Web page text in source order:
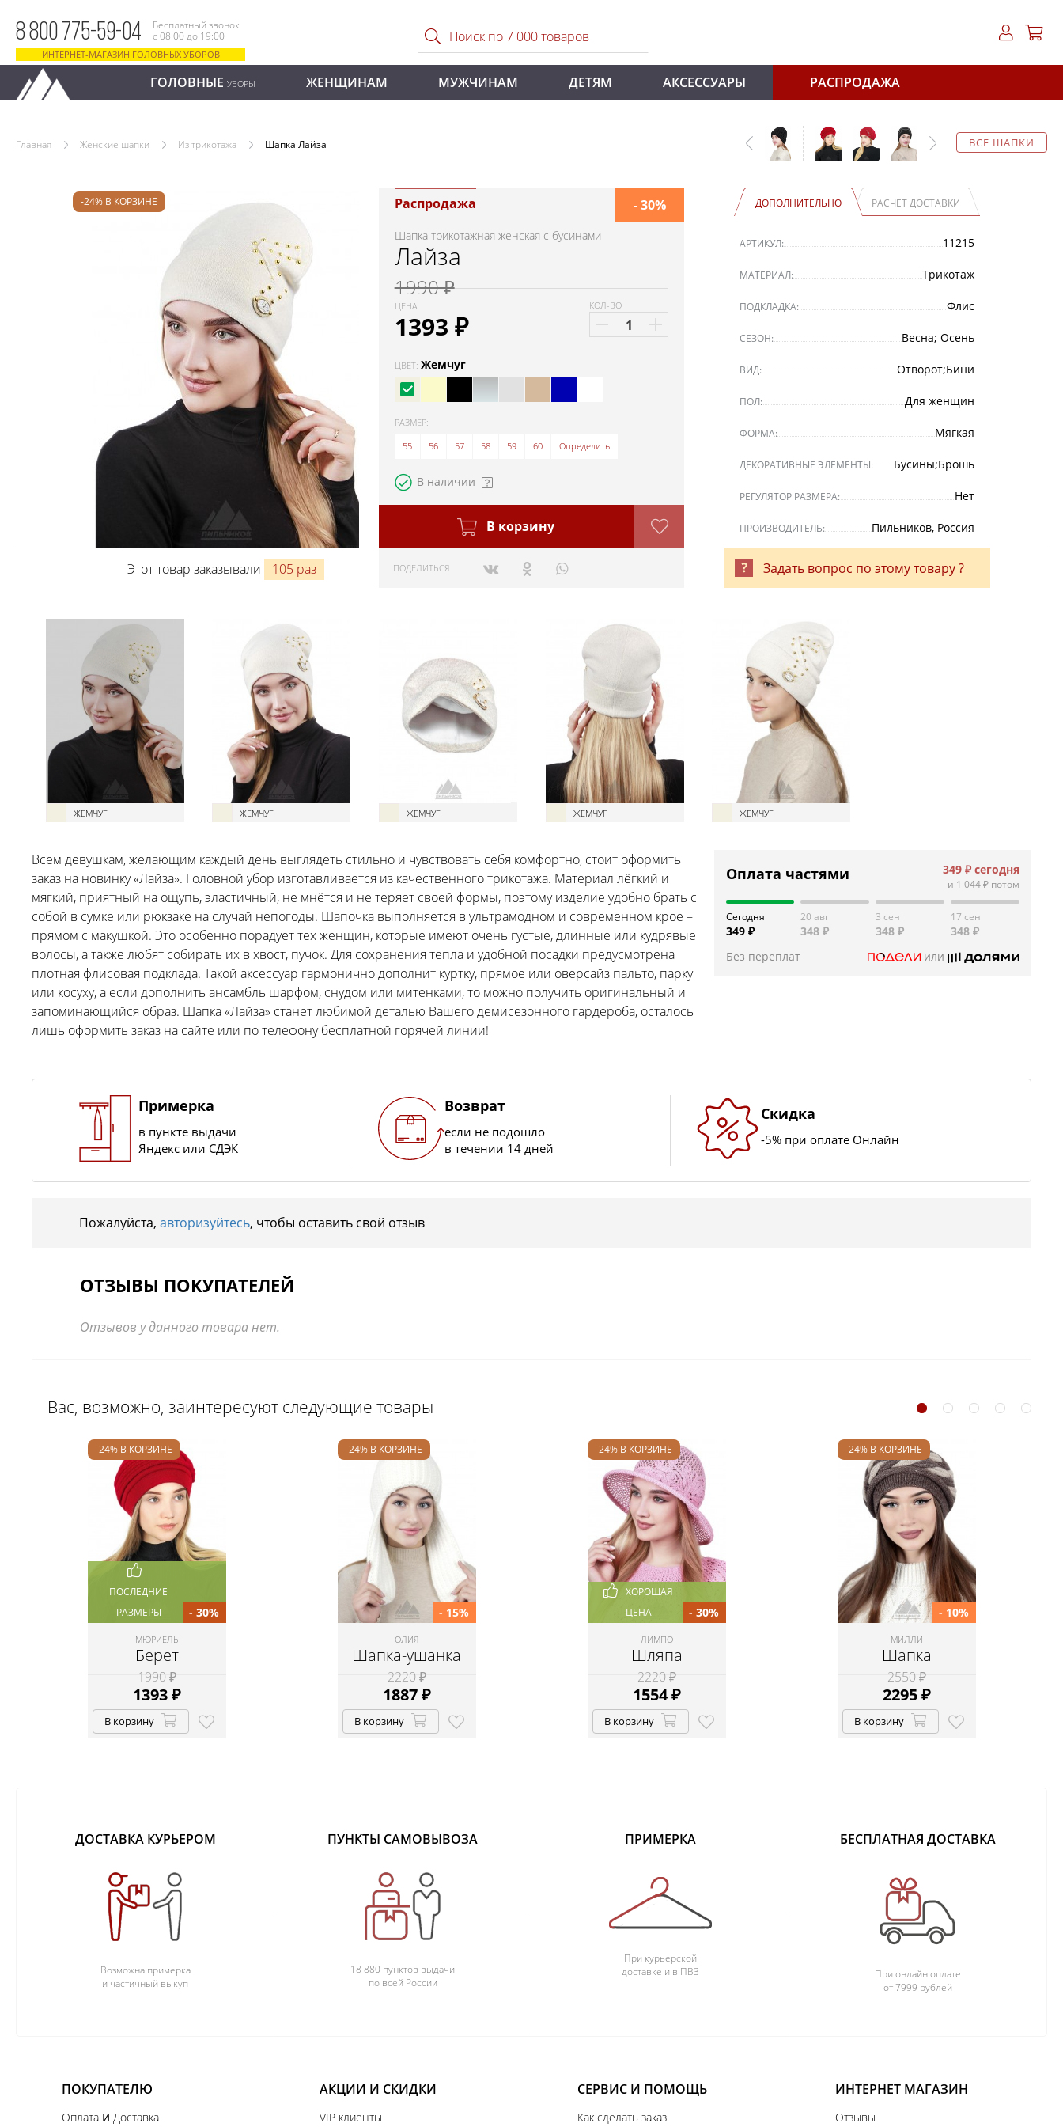
8 800 775-59-04
Бесплатный звонок
с 08:00 до 19:00
ИНТЕРНЕТ-МАГАЗИН ГОЛОВНЫХ УБОРОВ
ГОЛОВНЫЕ УБОРЫ ЖЕНЩИНАМ МУЖЧИНАМ ДЕТЯМ АКСЕССУАРЫ РАСПРОДАЖА
ВСЕ ШАПКИ
Главная Женские шапки Из трикотажа Шапка Лайза
-24% В КОРЗИНЕ Распродажа
Шапка трикотажная женская с бусинами
Лайза
1990 ₽
ЦЕНА
1393 ₽
- 30%
КОЛ-ВО
ЦВЕТ: Жемчуг
РАЗМЕР:
55
56 57 58 59 60 Определить
В наличии
В корзину
ПОДЕЛИТЬСЯ
ДОПОЛНИТЕЛЬНО РАСЧЕТ ДОСТАВКИ
АРТИКУЛ: 11215
МАТЕРИАЛ: Трикотаж
ПОДКЛАДКА: Флис
СЕЗОН: Весна; Осень
ВИД: Отворот;Бини
ПОЛ: Для женщин
ФОРМА: Мягкая
ДЕКОРАТИВНЫЕ ЭЛЕМЕНТЫ: Бусины;Брошь
РЕГУЛЯТОР РАЗМЕРА: Нет
ПРОИЗВОДИТЕЛЬ: Пильников, Россия
Этот товар заказывали 105 раз Задать вопрос по этому товару ?
ЖЕМЧУГ ЖЕМЧУГ ЖЕМЧУГ ЖЕМЧУГ ЖЕМЧУГ
Всем девушкам, желающим каждый день выглядеть стильно и чувствовать себя комфортно, стоит оформить
заказ на новинку «Лайза». Головной убор изготавливается из качественного трикотажа. Материал лёгкий и
мягкий, приятный на ощупь, эластичный, не мнётся и не теряет своей формы, поэтому изделие удобно брать с
собой в сумке или рюкзаке на случай непогоды. Шапочка выполняется в ультрамодном и современном крое –
прямом с макушкой. Это особенно порадует тех женщин, которые имеют очень густые, длинные или кудрявые
волосы, а также любят собирать их в хвост, пучок. Для сохранения тепла и удобной посадки предусмотрена
плотная флисовая подклада. Такой аксессуар гармонично дополнит куртку, прямое или оверсайз пальто, парку
или косуху, а если дополнить ансамбль шарфом, снудом или митенками, то можно получить оригинальный и
запоминающийся образ. Шапка «Лайза» станет любимой деталью Вашего демисезонного гардероба, осталось
лишь оформить заказ на сайте или по телефону бесплатной горячей линии!
Оплата частями 349 ₽сегодня
и 1 044 ₽потом
Сегодня
349 ₽
20 авг
348 ₽
3 сен
348 ₽
17 сен
348 ₽
Без переплат
или
Примерка
в пункте выдачи
Яндекс или СДЭК
Возврат
если не подошло
в течении 14 дней
Скидка
-5% при оплате Онлайн
Пожалуйста, авторизуйтесь, чтобы оставить свой отзыв
ОТЗЫВЫ ПОКУПАТЕЛЕЙ
Отзывов у данного товара нет.
Вас, возможно, заинтересуют следующие товары
-24% В КОРЗИНЕ
ПОСЛЕДНИЕ
РАЗМЕРЫ
МЮРИЕЛЬ
Берет
1990 ₽
1393₽
- 30%
В корзину
-24% В КОРЗИНЕ
ОЛИЯ
Шапка-ушанка
2220 ₽
1887₽
- 15%
В корзину
-24% В КОРЗИНЕ
ХОРОШАЯ
ЦЕНА
ЛИМПО
Шляпа
2220 ₽
1554₽
- 30%
В корзину
-24% В КОРЗИНЕ
МИЛЛИ
Шапка
2550 ₽
2295₽
- 10%
В корзину
ДОСТАВКА КУРЬЕРОМ
Возможна примерка
и частичный выкуп
ПУНКТЫ САМОВЫВОЗА
18 880 пунктов выдачи
по всей России
ПРИМЕРКА
При курьерской
доставке и в ПВЗ
БЕСПЛАТНАЯ ДОСТАВКА
При онлайн оплате
от 7999 рублей
ПОКУПАТЕЛЮ
Оплата и Доставка
АКЦИИ И СКИДКИ
VIP клиенты
СЕРВИС И ПОМОЩЬ
Как сделать заказ
ИНТЕРНЕТ МАГАЗИН
Отзывы